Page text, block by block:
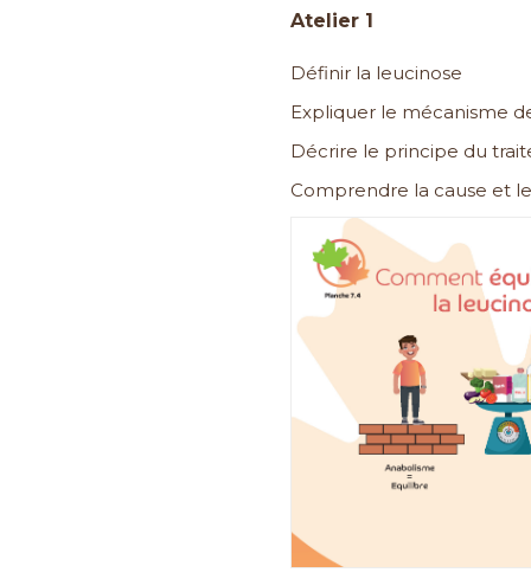
Atelier 1
Définir la leucinose
Expliquer le mécanisme
Décrire le principe du
Comprendre la cause et